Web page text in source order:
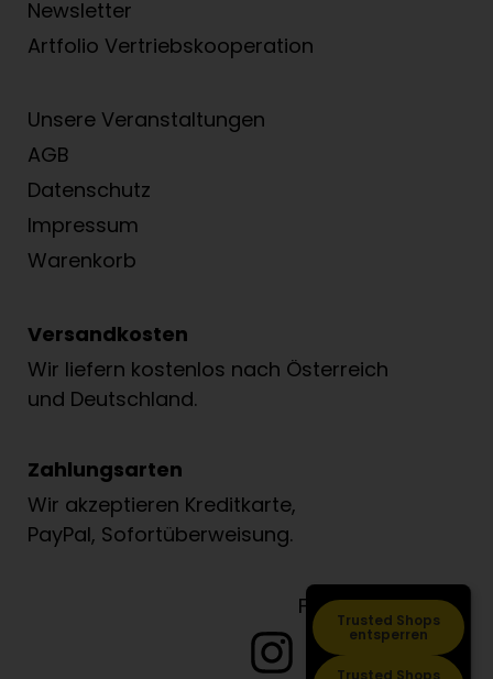
Newsletter
Artfolio Vertriebs­kooperation
Unsere Veranstaltungen
AGB
Datenschutz
Impressum
Warenkorb
Versandkosten
Wir liefern kostenlos nach Österreich
und Deutschland.
Zahlungsarten
Wir akzeptieren Kreditkarte,
PayPal, Sofortüberweisung.
Folge Löwenzahn
Trusted Shops
entsperren
Trusted Shops